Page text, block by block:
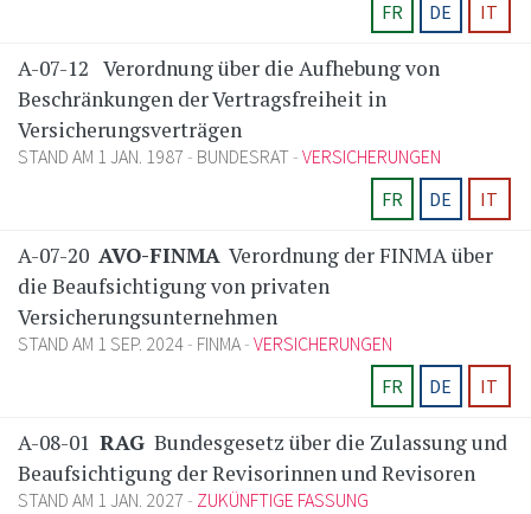
FR DE IT
A-07-12 Verordnung über die Aufhebung von
Beschränkungen der Vertragsfreiheit in
Versicherungsverträgen
STAND AM 1 JAN. 1987 BUNDESRAT VERSICHERUNGEN
FR
DE IT
A-07-20 AVO-FINMA Verordnung der FINMA über
die Beaufsichtigung von privaten
Versicherungsunternehmen
STAND AM 1 SEP. 2024 FINMA VERSICHERUNGEN
FR
DE IT
A-08-01 RAG Bundesgesetz über die Zulassung und
Beaufsichtigung der Revisorinnen und Revisoren
STAND AM 1 JAN. 2027
ZUKÜNFTIGE FASSUNG